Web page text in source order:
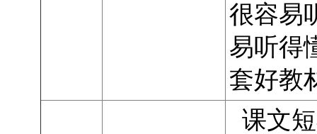
很容易
易听得
套好教
课文